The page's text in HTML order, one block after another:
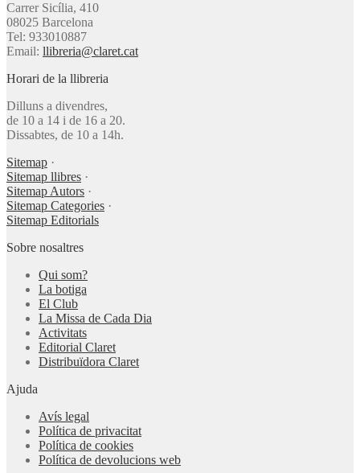
Carrer Sicília, 410
08025 Barcelona
Tel: 933010887
Email: llibreria@claret.cat
Horari de la llibreria
Dilluns a divendres,
de 10 a 14 i de 16 a 20.
Dissabtes, de 10 a 14h.
Sitemap ·
Sitemap llibres ·
Sitemap Autors ·
Sitemap Categories ·
Sitemap Editorials
Sobre nosaltres
Qui som?
La botiga
El Club
La Missa de Cada Dia
Activitats
Editorial Claret
Distribuïdora Claret
Ajuda
Avís legal
Política de privacitat
Política de cookies
Política de devolucions web